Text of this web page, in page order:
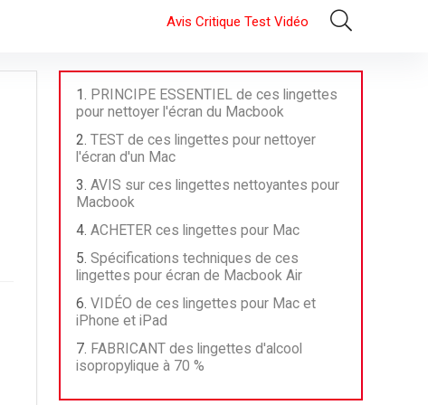
Avis Critique Test Vidéo
PRINCIPE ESSENTIEL de ces lingettes
pour nettoyer l'écran du Macbook
TEST de ces lingettes pour nettoyer
l'écran d'un Mac
AVIS sur ces lingettes nettoyantes pour
Macbook
ACHETER ces lingettes pour Mac
Spécifications techniques de ces
lingettes pour écran de Macbook Air
VIDÉO de ces lingettes pour Mac et
iPhone et iPad
FABRICANT des lingettes d'alcool
isopropylique à 70 %